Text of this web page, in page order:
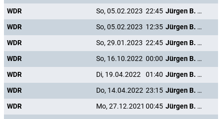
WDR
So, 05.02.2023 22:45
Jürgen B. Hausmann - "Wie jeht et? - Et jeht!"
WDR
So, 05.02.2023 12:35
Jürgen B. Hausmann - "Wie jeht et? - Et jeht!"
WDR
So, 29.01.2023 22:45
Jürgen B. Hausmann - "Wie jeht et? - Et jeht!"
WDR
So, 16.10.2022 00:00
Jürgen B. Hausmann - "Wie jeht et? - Et jeht!"
WDR
Di, 19.04.2022 01:40
Jürgen B. Hausmann - "Wie jeht et? - Et jeht!"
WDR
Do, 14.04.2022 23:15
Jürgen B. Hausmann - "Wie jeht et? - Et jeht!"
WDR
Mo, 27.12.2021 00:45
Jürgen B. Hausmann - "Wie jeht et? - Et jeht!"